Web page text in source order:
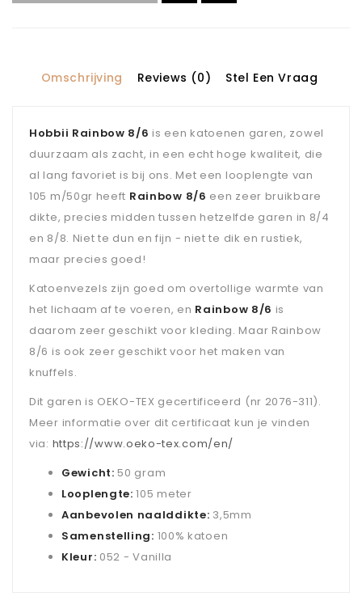
Omschrijving Reviews (0) Stel Een Vraag
Hobbii Rainbow 8/6 is een katoenen garen, zowel
duurzaam als zacht, in een echt hoge kwaliteit, die
al lang favoriet is bij ons. Met een looplengte van
105 m/50gr heeft Rainbow 8/6 een zeer bruikbare
dikte, precies midden tussen hetzelfde garen in 8/4
en 8/8. Niet te dun en fijn - niet te dik en rustiek,
maar precies goed!
Katoenvezels zijn goed om overtollige warmte van
het lichaam af te voeren, en Rainbow 8/6 is
daarom zeer geschikt voor kleding. Maar Rainbow
8/6 is ook zeer geschikt voor het maken van
knuffels.
Dit garen is OEKO-TEX gecertificeerd (nr 2076-311).
Meer informatie over dit certificaat kun je vinden
via: https://www.oeko-tex.com/en/
Gewicht: 50 gram
Looplengte:105 meter
Aanbevolen naalddikte: 3,5mm
Samenstelling: 100% katoen
Kleur: 052 - Vanilla